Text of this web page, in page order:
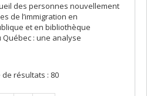
des personnes nouvellement
de l’immigration en
et en bibliothèque
: une analyse
de résultats : 80